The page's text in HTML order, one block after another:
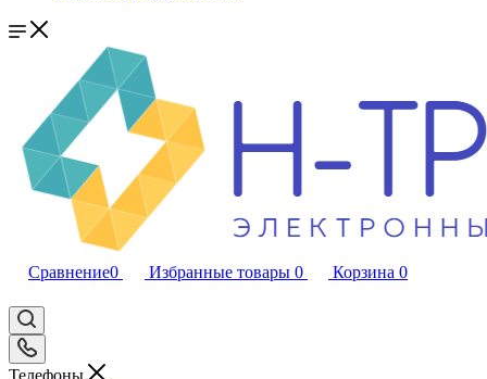
Сравнение0 Избранные товары 0 Корзина 0
Телефоны